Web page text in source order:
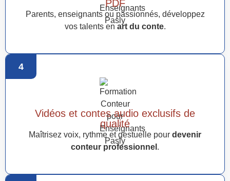
PDF
Parents, enseignants ou passionnés, développez
vos talents en art du conte.
4
Vidéos et contes audio exclusifs de
qualité
Maîtrisez voix, rythme et gestuelle pour devenir
conteur professionnel .